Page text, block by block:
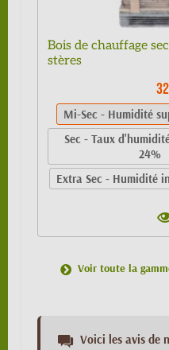
Bois de chauffage
stères
Mi-Sec - Humidité
Sec - Taux
24%
Extra Sec - Humidité
Voir toute la
Voici les avis de